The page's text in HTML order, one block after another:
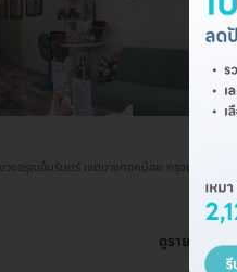
งอรุณอ้มรินทร์ เขตบางกอกน้อย กรุงเทพมหานคร
ดูรายละเอียด